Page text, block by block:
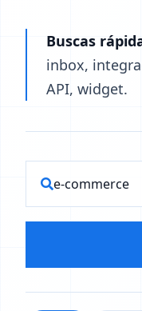
Buscas
inbox,
API, widget.